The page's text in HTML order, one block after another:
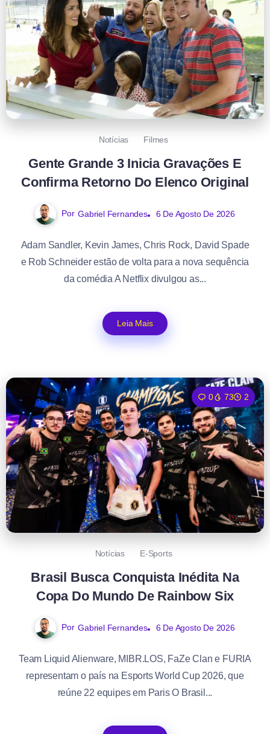
Notícias Filmes
Gente Grande 3 Inicia Gravações E
Confirma Retorno Do Elenco Original
Por Gabriel Fernandes 6 De Agosto De 2026
Adam Sandler, Kevin James, Chris Rock, David Spade
e Rob Schneider estão de volta para a nova sequência
da comédia A Netflix divulgou as...
Leia Mais
0 73 2
Notícias E-Sports
Brasil Busca Conquista Inédita Na
Copa Do Mundo De Rainbow Six
Por Gabriel Fernandes 6 De Agosto De 2026
Team Liquid Alienware, MIBR.LOS, FaZe Clan e FURIA
representam o país na Esports World Cup 2026, que
reúne 22 equipes em Paris O Brasil...